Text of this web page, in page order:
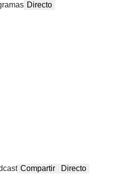
Directo
Compartir Directo